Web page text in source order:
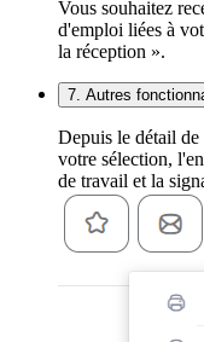
Vous souhaitez
d'emploi liées à
la réception ».
7. Autres
Depuis le détail
votre sélection,
de travail et la